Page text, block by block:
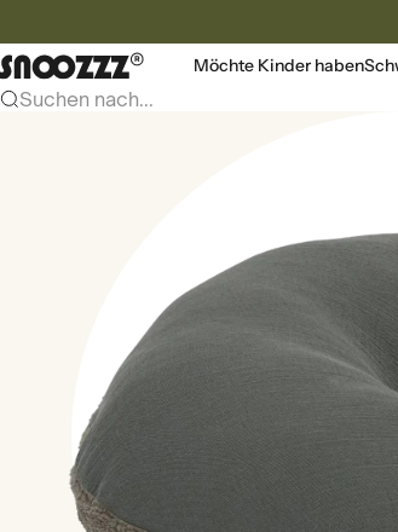
Snoozzz webshop Möchte Kinder haben
Suchen nach...